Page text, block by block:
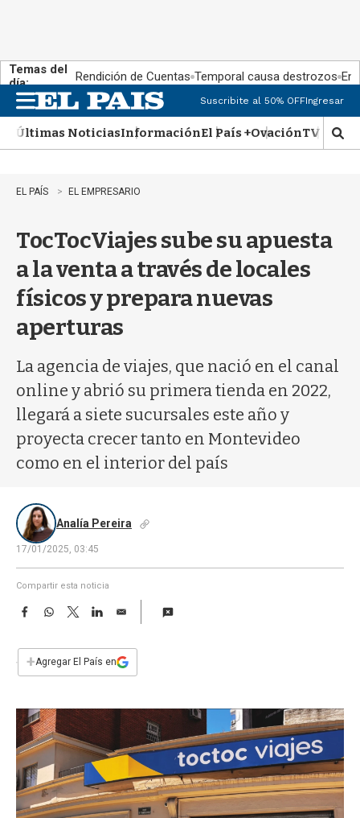
Temas del
día:
Rendición de Cuentas Temporal causa destrozos En
n
u
Suscribite al 50% OFFIngresar
Últimas NoticiasInformaciónEl País +OvaciónTV Show
M
o
EL PAÍS EL EMPRESARIO
TocTocViajes sube su apuesta
a la venta a través de locales
físicos y prepara nuevas
aperturas
La agencia de viajes, que nació en el canal
online y abrió su primera tienda en 2022,
llegará a siete sucursales este año y
proyecta crecer tanto en Montevideo
como en el interior del país
Analía Pereira
17/01/2025, 03:45
Compartir esta noticia
F
e
b
k
W
s
p
T
w
t
L
n
E
i
l
+Agregar El País en